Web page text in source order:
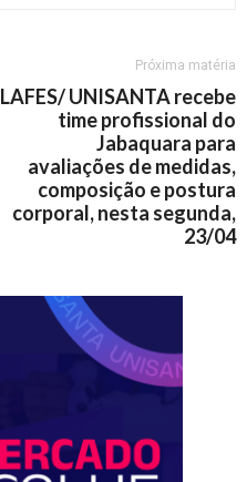
Próxima matéria
LAFES/ UNISANTA recebe
time profissional do
Jabaquara para
avaliações de medidas,
composição e postura
corporal, nesta segunda,
23/04